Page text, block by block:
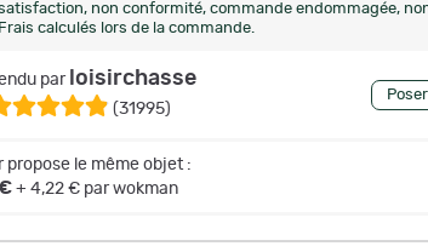
non conformité, commande endommagée,
Frais calculés lors de la commande.
par loisirchasse
(31995)
propose le même objet :
+ 4,22 € par wokman